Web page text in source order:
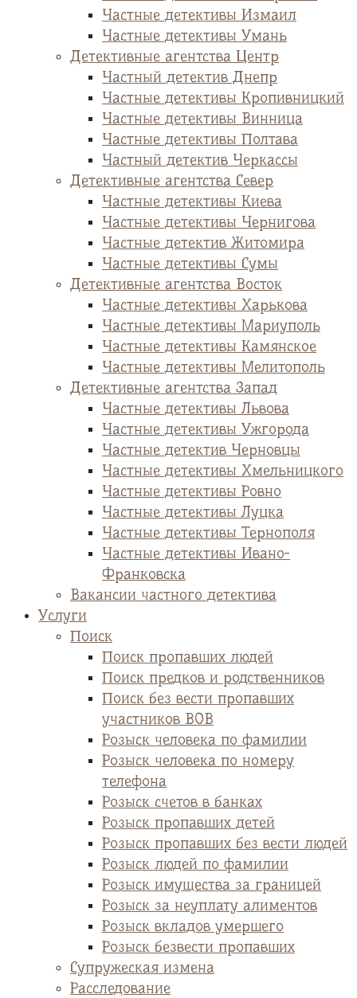
Частные детективы Измаил
Частные детективы Умань
Детективные агентства Центр
Частный детектив Днепр
Частные детективы Кропивницкий
Частные детективы Винница
Частные детективы Полтава
Частный детектив Черкассы
Детективные агентства Север
Частные детективы Киева
Частные детективы Чернигова
Частные детектив Житомира
Частные детективы Сумы
Детективные агентства Восток
Частные детективы Харькова
Частные детективы Мариуполь
Частные детективы Камянское
Частные детективы Мелитополь
Детективные агентства Запад
Частные детективы Львова
Частные детективы Ужгорода
Частные детектив Черновцы
Частные детективы Хмельницкого
Частные детективы Ровно
Частные детективы Луцка
Частные детективы Тернополя
Частные детективы Ивано-
Франковска
Вакансии частного детектива
Услуги
Поиск
Поиск пропавших людей
Поиск предков и родственников
Поиск без вести пропавших
участников ВОВ
Розыск человека по фамилии
Розыск человека по номеру
телефона
Розыск счетов в банках
Розыск пропавших детей
Розыск пропавших без вести людей
Розыск людей по фамилии
Розыск имущества за границей
Розыск за неуплату алиментов
Розыск вкладов умершего
Розыск безвести пропавших
Супружеская измена
Расследование